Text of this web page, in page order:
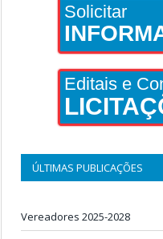
Solicitar
Editais e
ÚLTIMAS PUBLICAÇÕES
Vereadores 2025-2028